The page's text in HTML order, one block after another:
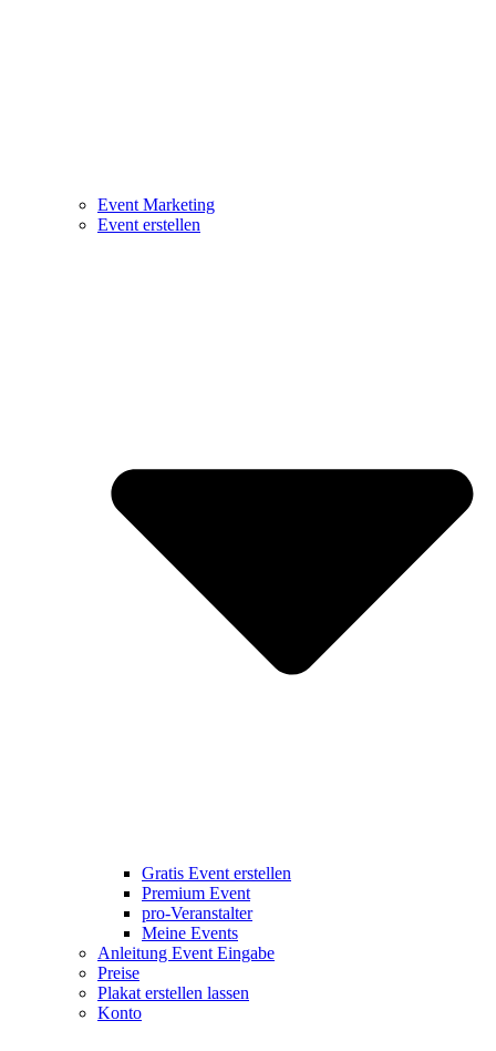
Event Marketing
Event erstellen
Gratis Event erstellen
Premium Event
pro-Veranstalter
Meine Events
Anleitung Event Eingabe
Preise
Plakat erstellen lassen
Konto